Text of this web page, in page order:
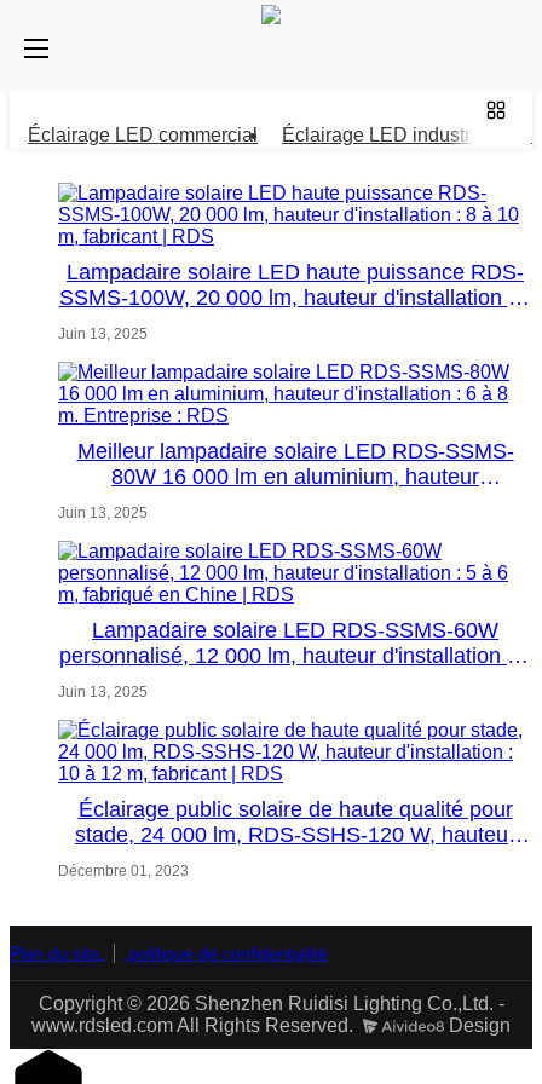
Éclairage LED commercial Éclairage LED industriel
Lampadaire solaire LED haute puissance RDS-
SSMS-100W, 20 000 lm, hauteur d'installation : 8
Juin 13, 2025
Meilleur lampadaire solaire LED RDS-SSMS-
80W 16 000 lm en aluminium, hauteur
d'installation : 6 à 8 m. Entreprise : RDS
Juin 13, 2025
Lampadaire solaire LED RDS-SSMS-60W
personnalisé, 12 000 lm, hauteur d'installation : 5
à 6 m, fabriqué en Chine | RDS
Juin 13, 2025
Éclairage public solaire de haute qualité pour
stade, 24 000 lm, RDS-SSHS-120 W, hauteur
d'installation : 10 à 12 m, fabricant | RDS
Décembre 01, 2023
Plan du site politique de confidentialité
Copyright © 2026 Shenzhen Ruidisi Lighting Co.,Ltd. -
www.rdsled.com All Rights Reserved.
Design